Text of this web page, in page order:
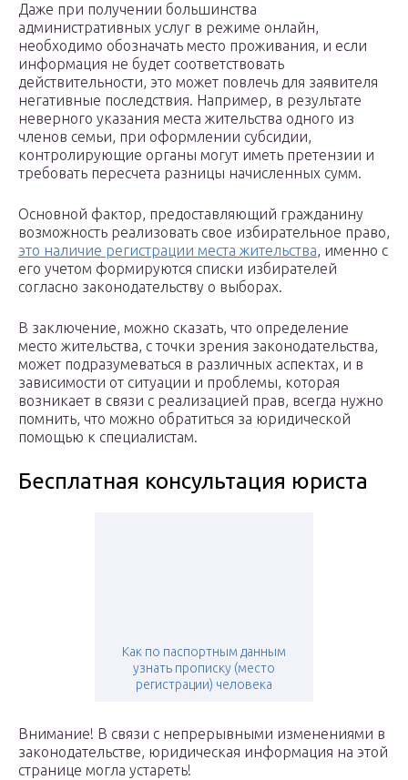
Даже при получении большинства
административных услуг в режиме онлайн,
необходимо обозначать место проживания, и если
информация не будет соответствовать
действительности, это может повлечь для заявителя
негативные последствия. Например, в результате
неверного указания места жительства одного из
членов семьи, при оформлении субсидии,
контролирующие органы могут иметь претензии и
требовать пересчета разницы начисленных сумм.
Основной фактор, предоставляющий гражданину
возможность реализовать свое избирательное право,
это наличие регистрации места жительства, именно с
его учетом формируются списки избирателей
согласно законодательству о выборах.
В заключение, можно сказать, что определение
место жительства, с точки зрения законодательства,
может подразумеваться в различных аспектах, и в
зависимости от ситуации и проблемы, которая
возникает в связи с реализацией прав, всегда нужно
помнить, что можно обратиться за юридической
помощью к специалистам.
Бесплатная консультация юриста
Как по паспортным данным
узнать прописку (место
регистрации) человека
Внимание! В связи с непрерывными изменениями в
законодательстве, юридическая информация на этой
странице могла устареть!